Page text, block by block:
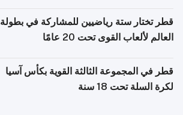
قطر تختار ستة رياضيين للمشاركة في بطولة
العالم لألعاب القوى تحت 20 عامًا
قطر في المجموعة الثالثة القوية بكأس آسيا
لكرة السلة تحت 18 سنة